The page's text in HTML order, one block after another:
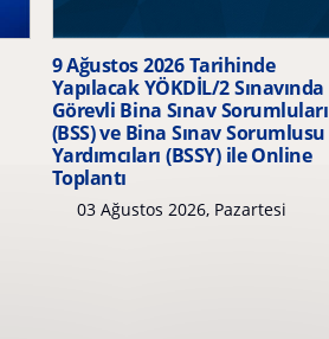
9 Ağustos 2026 Tarihinde
Yapılacak YÖKDİL/2 Sınavında
Görevli Bina Sınav Sorumluları
(BSS) ve Bina Sınav Sorumlusu
Yardımcıları (BSSY) ile Online
Toplantı
03 Ağustos 2026, Pazartesi